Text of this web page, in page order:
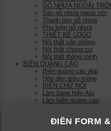
ĐIỀN FORM
GỖ NHỰA NGOÀI TRỜI
Sàn gỗ nhựa ngoài trời
Thanh lam gỗ nhựa
Phụ kiện gỗ nhựa
THIẾT KẾ LOGO
Nội thất văn phòng
Nội thất chung cư
Nội thất thông minh
BIỂN QUẢNG CÁO
Biển quảng cáo đẹp
Hộp đèn siêu mỏng
BIỂN CHỮ NỔI
Làm bảng hiệu Alu
Làm biển quảng cáo
Tranh điện
Biển bạt